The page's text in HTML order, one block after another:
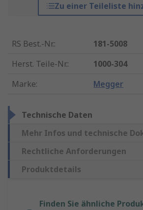
Zu einer Teileliste
RS Best.-Nr.:
181-5008
Herst. Teile-Nr.:
1000-304
Marke: Megger
Technische Daten
Mehr Infos und technische
Rechtliche Anforderungen
Produktdetails
Finden Sie ähnliche